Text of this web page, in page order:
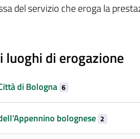
del servizio che eroga la
luoghi di erogazione
di Bologna 6
bolognese 2